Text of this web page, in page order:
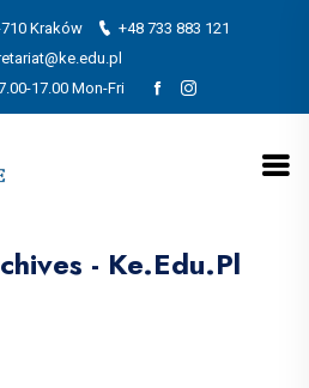
Kraków
+48 733 883 121
17.00 Mon-Fri
- Ke.edu.pl